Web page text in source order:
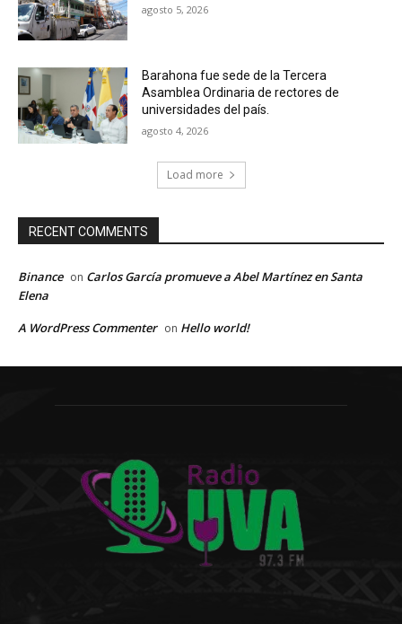
agosto 5, 2026
Barahona fue sede de la Tercera
Asamblea Ordinaria de rectores de
universidades del país.
agosto 4, 2026
Load more
RECENT COMMENTS
Binance on Carlos García promueve a Abel Martínez en Santa
Elena
A WordPress Commenter on Hello world!